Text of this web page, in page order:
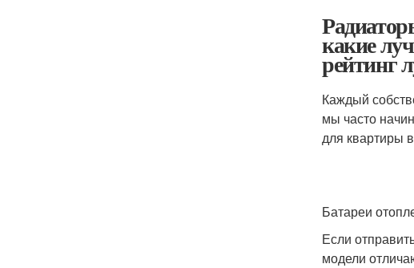
какие
рейтинг
Каждый
мы часто
для квартиры
Батареи
Если
модели